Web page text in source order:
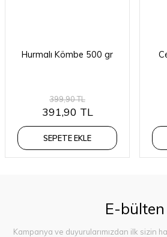
Hurmalı Kömbe 500 gr
399,90 TL
391,90 TL
SEPETE EKLE
E-bülten
Kampanya ve duyurularımızdan ilk sizin